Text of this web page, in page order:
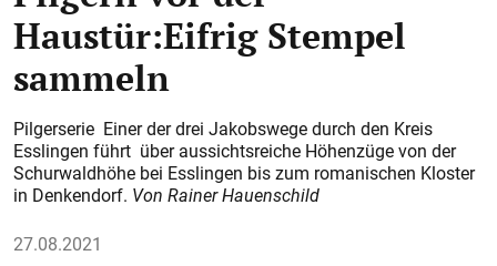
Haustür:Eifrig Stempel
sammeln​​​​​​​
Pilgerserie Einer der drei Jakobswege durch den Kreis
Esslingen führt über aussichtsreiche Höhenzüge von der
Schurwaldhöhe bei Esslingen bis zum romanischen Kloster
in Denkendorf. Von Rainer Hauenschild
27.08.2021